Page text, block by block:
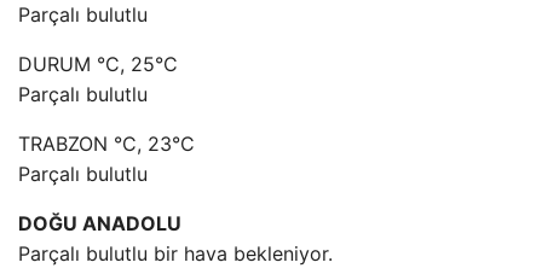
Parçalı bulutlu
DURUM °C, 25°C
Parçalı bulutlu
TRABZON °C, 23°C
Parçalı bulutlu
DOĞU ANADOLU
Parçalı bulutlu bir hava bekleniyor.